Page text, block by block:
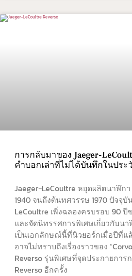
การกลับมาของ Jaeger-
คำบอกเล่าที่ไม่ได้บันทึกในประ
Jaeger-LeCoultre หยุดผลิตนาฬิก
1940 จนถึงต้นทศวรรษ 1970 ปัจจุ
LeCoultre เพิ่งฉลองครบรอบ 90 ปี
และจัดนิทรรศการพิเศษเกี่ยวกับน
เป็นเอกลักษณ์นี้ที่นิวยอร์กเมื่อปีที่แ
อาจไม่ทราบถึงเรื่องราวของ
Reverso รุ่นพิเศษที่จุดประกายกา
Reverso อีกครั้ง